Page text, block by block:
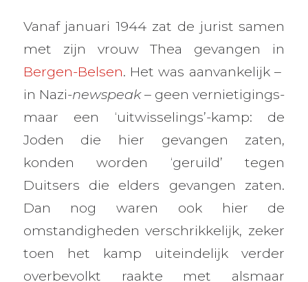
Vanaf januari 1944 zat de jurist samen
met zijn vrouw Thea gevangen in
Bergen-Belsen. Het was aanvankelijk –
in Nazi-newspeak– geen vernietigings-
maar een ‘uitwisselings’-kamp: de
Joden die hier gevangen zaten,
konden worden ‘geruild’ tegen
Duitsers die elders gevangen zaten.
Dan nog waren ook hier de
omstandigheden verschrikkelijk, zeker
toen het kamp uiteindelijk verder
overbevolkt raakte met alsmaar